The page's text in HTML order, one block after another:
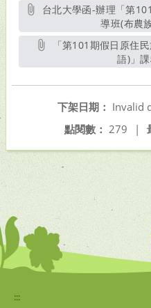
導班(布農
語)」
下架日期： Invalid
點閱數： 279 |
:::